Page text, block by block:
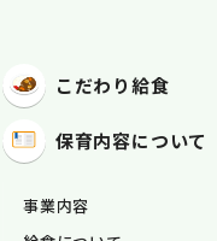
こだわり給食
保育内容について
事業内容